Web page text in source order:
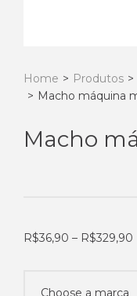
Home > Produtos >
> Macho máquina
Macho
R$36,90 – R$329,90